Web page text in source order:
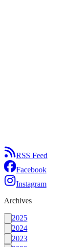
RSS Feed
Facebook
Instagram
Archives
2025
2024
2023